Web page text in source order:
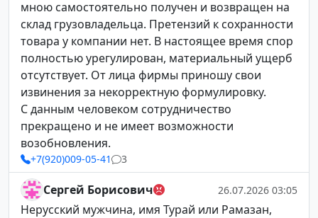
мною самостоятельно получен и возвращен на
склад грузовладельца. Претензий к сохранности
товара у компании нет. В настоящее время спор
полностью урегулирован, материальный ущерб
отсутствует. От лица фирмы приношу свои
извинения за некорректную формулировку.
С данным человеком сотрудничество
прекращено и не имеет возможности
возобновления.
+7(920)009-05-41 3
Сергей Борисович 26.07.2026 03:05
Нерусский мужчина, имя Турай или Рамазан,